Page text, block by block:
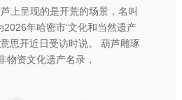
上呈现的是开荒的场景，名叫
2026年哈密市‘文化和当然遗产
思开近日受访时说。 葫芦雕琢
物资文化遗产名录，